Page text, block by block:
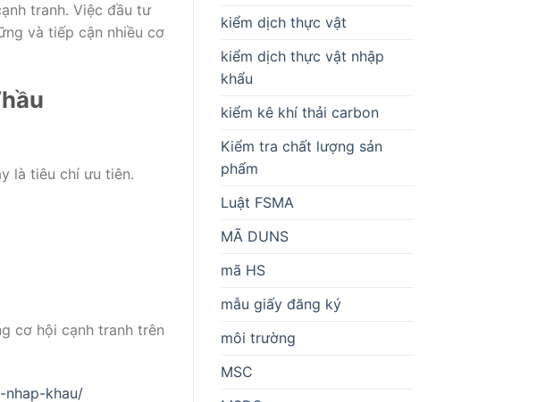
tranh. Việc đầu tư
và tiếp cận nhiều cơ
là tiêu chí ưu tiên.
cơ hội cạnh tranh trên
khau/
kiểm dịch thực vật
kiểm dịch thực vật nhập
khẩu
kiểm kê khí thải carbon
Kiểm tra chất lượng sản
phẩm
Luật FSMA
MÃ DUNS
mã HS
mẫu giấy đăng ký
môi trường
MSC